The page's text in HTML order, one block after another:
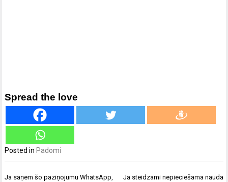
Spread the love
Posted in Padomi
Ziņu
Ja saņem šo paziņojumu WhatsApp, Ja steidzami nepieciešama nauda